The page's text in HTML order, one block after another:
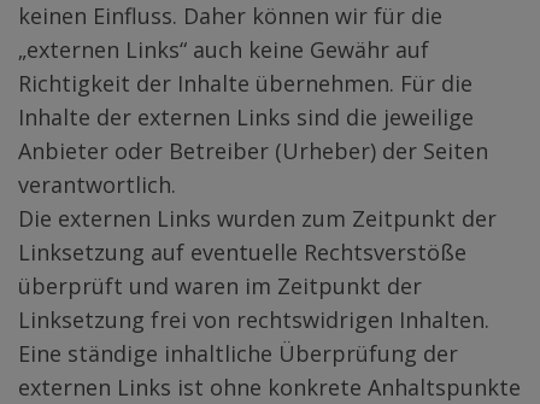
keinen Einfluss. Daher können wir für die
„externen Links“ auch keine Gewähr auf
Richtigkeit der Inhalte übernehmen. Für die
Inhalte der externen Links sind die jeweilige
Anbieter oder Betreiber (Urheber) der Seiten
verantwortlich.
Die externen Links wurden zum Zeitpunkt der
Linksetzung auf eventuelle Rechtsverstöße
überprüft und waren im Zeitpunkt der
Linksetzung frei von rechtswidrigen Inhalten.
Eine ständige inhaltliche Überprüfung der
externen Links ist ohne konkrete Anhaltspunkte